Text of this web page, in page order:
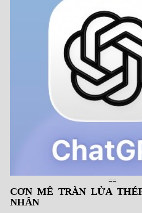
==
CƠN MÊ TRÀN LỬA THÉP. CAO MỴ
NHÂN